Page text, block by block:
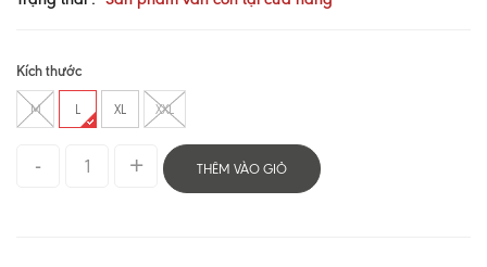
Kích thước
M L XL XXL
THÊM VÀO GIỎ